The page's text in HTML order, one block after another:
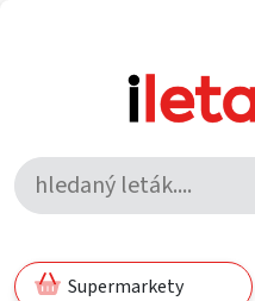
Supermarkety